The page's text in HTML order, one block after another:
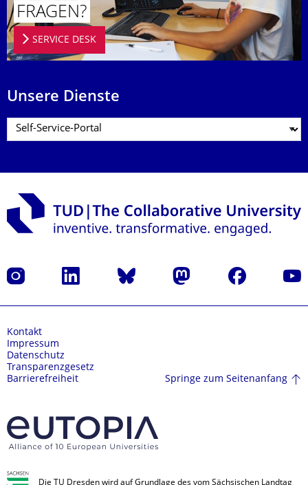
FRAGEN?
SERVICE DESK
Unsere Dienste
Instagram LinkedIn Bluesky Mastodon Facebook
Kontakt
Impressum
Datenschutz
Transparenzgesetz
Barrierefreiheit
Springe zum Seitenanfang
Die TU Dresden wird auf Grundlage des vom Sächsischen Landtag